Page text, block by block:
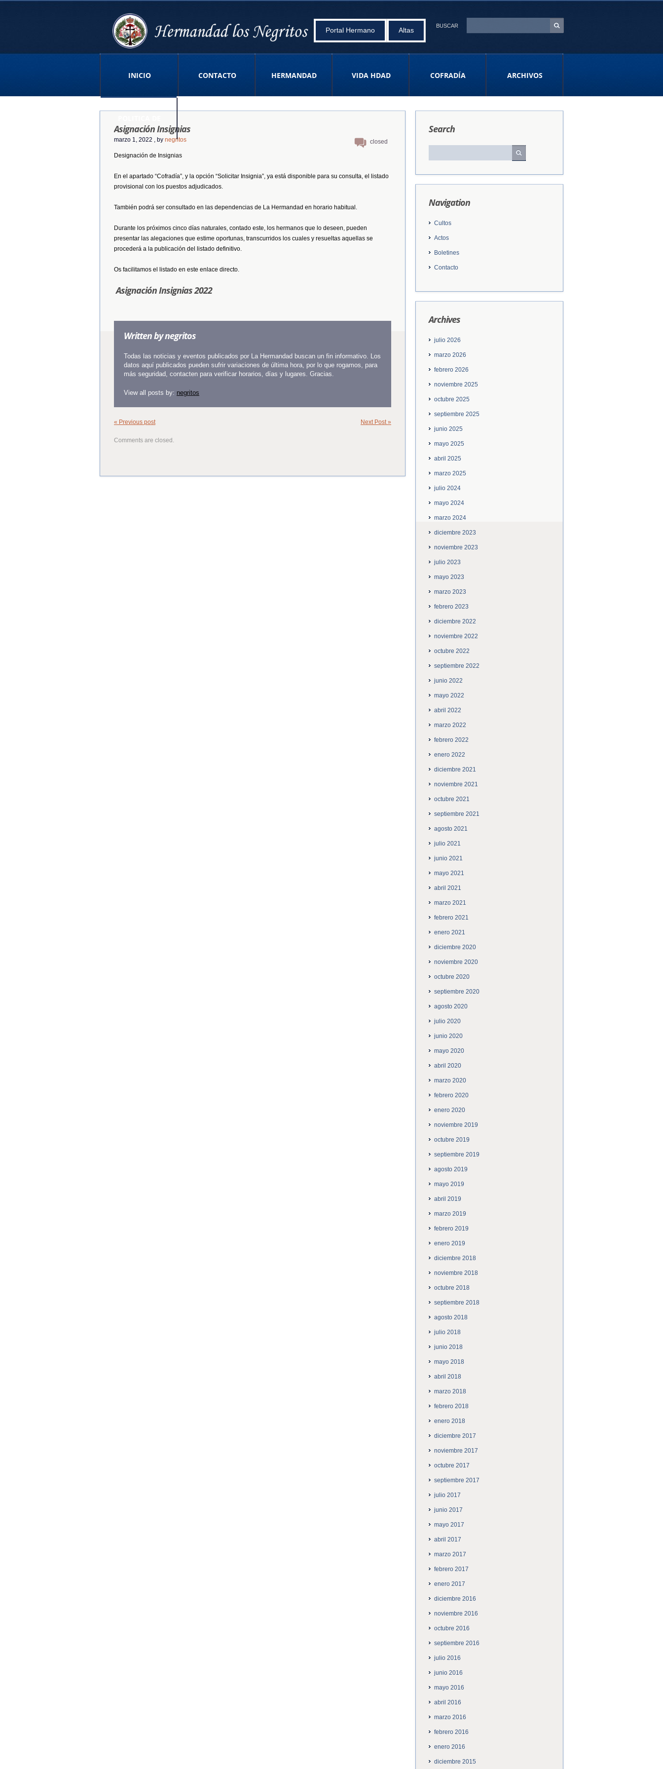
Portal Hermano Altas
BUSCAR
INICIO CONTACTO HERMANDAD VIDA HDAD COFRADÍA ARCHIVOS
PRIVACIDAD APP
closed
Asignación Insignias
marzo 1, 2022 , by negritos
Designación de Insignias
En el apartado “Cofradía”, y la opción “Solicitar Insignia”, ya está disponible para su consulta, el listado
provisional con los puestos adjudicados.
También podrá ser consultado en las dependencias de La Hermandad en horario habitual.
Durante los próximos cinco días naturales, contado este, los hermanos que lo deseen, pueden
presentar las alegaciones que estime oportunas, transcurridos los cuales y resueltas aquellas se
procederá a la publicación del listado definitivo.
Os facilitamos el listado en este enlace directo.
Asignación Insignias 2022
Written bynegritos
Todas las noticias y eventos publicados por La Hermandad buscan un fin informativo. Los
datos aquí publicados pueden sufrir variaciones de última hora, por lo que rogamos, para
más seguridad, contacten para verificar horarios, días y lugares. Gracias.
View all posts by: negritos
« Previous post Next Post »
Comments are closed.
Search
Navigation
Cultos
Actos
Boletines
Contacto
Archives
julio 2026
marzo 2026
febrero 2026
noviembre 2025
octubre 2025
septiembre 2025
junio 2025
mayo 2025
abril 2025
marzo 2025
julio 2024
mayo 2024
marzo 2024
diciembre 2023
noviembre 2023
julio 2023
mayo 2023
marzo 2023
febrero 2023
diciembre 2022
noviembre 2022
octubre 2022
septiembre 2022
junio 2022
mayo 2022
abril 2022
marzo 2022
febrero 2022
enero 2022
diciembre 2021
noviembre 2021
octubre 2021
septiembre 2021
agosto 2021
julio 2021
junio 2021
mayo 2021
abril 2021
marzo 2021
febrero 2021
enero 2021
diciembre 2020
noviembre 2020
octubre 2020
septiembre 2020
agosto 2020
julio 2020
junio 2020
mayo 2020
abril 2020
marzo 2020
febrero 2020
enero 2020
noviembre 2019
octubre 2019
septiembre 2019
agosto 2019
mayo 2019
abril 2019
marzo 2019
febrero 2019
enero 2019
diciembre 2018
noviembre 2018
octubre 2018
septiembre 2018
agosto 2018
julio 2018
junio 2018
mayo 2018
abril 2018
marzo 2018
febrero 2018
enero 2018
diciembre 2017
noviembre 2017
octubre 2017
septiembre 2017
julio 2017
junio 2017
mayo 2017
abril 2017
marzo 2017
febrero 2017
enero 2017
diciembre 2016
noviembre 2016
octubre 2016
septiembre 2016
julio 2016
junio 2016
mayo 2016
abril 2016
marzo 2016
febrero 2016
enero 2016
diciembre 2015